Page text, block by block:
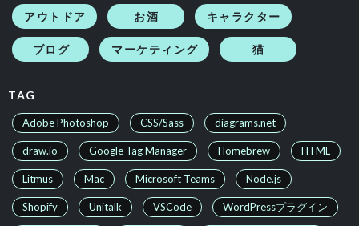
続きを読む
アウトドア お酒 キャラクター
ブログ マーケティング 猫
TAG
Adobe Photoshop CSS/Sass diagrams.net
draw.io Google Tag Manager Homebrew HTML
Litmus Mac Microsoft Teams Node.js
Shopify Unitalk VSCode WordPressプラグイン